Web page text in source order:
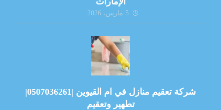
5 مارس، 2026
شركة تعقيم منازل في ام القيوين |0507036261|
تطهير وتعقيم